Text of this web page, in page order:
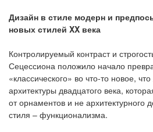
Дизайн в стиле модерн и
новых стилей XX века
Контролируемый контраст и
Сецессиона положило начало
«классического» во что-то новое,
архитектуры двадцатого века,
от орнаментов и не архитектурного
стиля – функционализма.